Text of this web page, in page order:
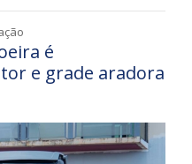
é
e grade aradora